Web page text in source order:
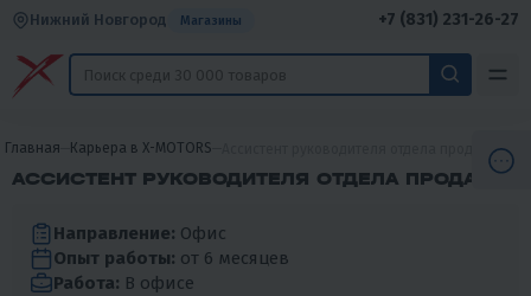
Нижний Новгород Магазины +7 (831) 231-26-27
Главная Карьера в X-MOTORS Ассистент руководителя отдела продаж
АССИСТЕНТ РУКОВОДИТЕЛЯ ОТДЕЛА ПРОДАЖ
Направление: Офис
Опыт работы: от 6 месяцев
Работа: В офисе